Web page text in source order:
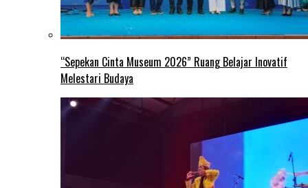
“Sepekan Cinta Museum 2026” Ruang Belajar Inovatif
Melestari Budaya